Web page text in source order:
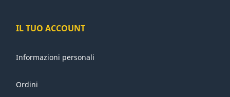
IL TUO ACCOUNT
Informazioni personali
Ordini